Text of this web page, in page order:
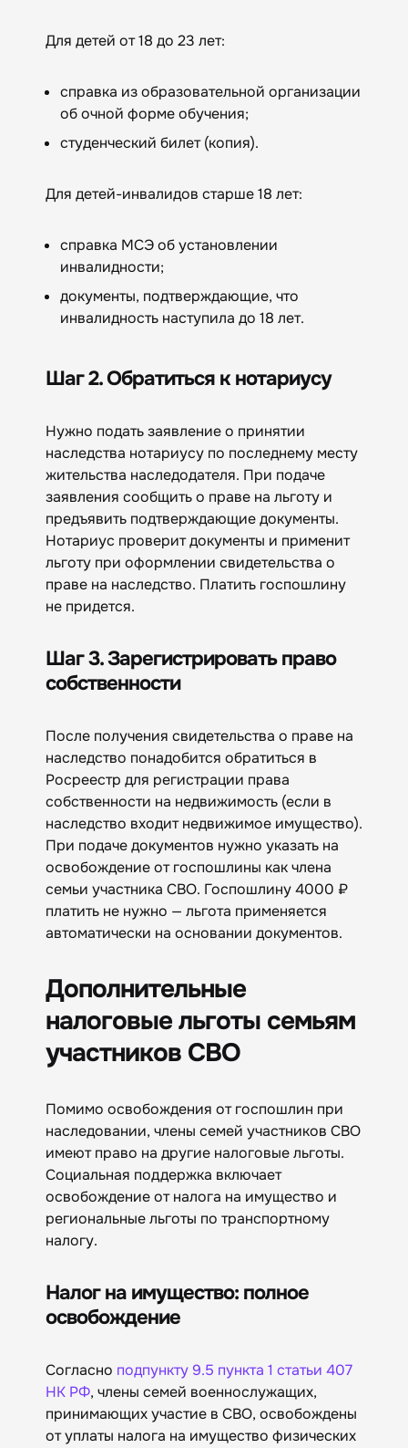
Для детей от 18 до 23 лет:
справка из образовательной организации
об очной форме обучения;
студенческий билет (копия).
Для детей-инвалидов старше 18 лет:
справка МСЭ об установлении
инвалидности;
документы, подтверждающие, что
инвалидность наступила до 18 лет.
Шаг 2. Обратиться к нотариусу
Нужно подать заявление о принятии
наследства нотариусу по последнему месту
жительства наследодателя. При подаче
заявления сообщить о праве на льготу и
предъявить подтверждающие документы.
Нотариус проверит документы и применит
льготу при оформлении свидетельства о
праве на наследство. Платить госпошлину
не придется.
Шаг 3. Зарегистрировать право
собственности
После получения свидетельства о праве на
наследство понадобится обратиться в
Росреестр для регистрации права
собственности на недвижимость (если в
наследство входит недвижимое имущество).
При подаче документов нужно указать на
освобождение от госпошлины как члена
семьи участника СВО. Госпошлину 4000 ₽
платить не нужно — льгота применяется
автоматически на основании документов.
Дополнительные
налоговые льготы семьям
участников СВО
Помимо освобождения от госпошлин при
наследовании, члены семей участников СВО
имеют право на другие налоговые льготы.
Социальная поддержка включает
освобождение от налога на имущество и
региональные льготы по транспортному
налогу.
Налог на имущество: полное
освобождение
Согласно подпункту 9.5 пункта 1 статьи 407
НК РФ, члены семей военнослужащих,
принимающих участие в СВО, освобождены
от уплаты налога на имущество физических